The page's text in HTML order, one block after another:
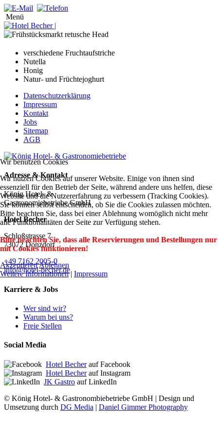
Menü
verschiedene Fruchtaufstriche
Nutella
Honig
Natur- und Früchtejoghurt
Datenschutzerklärung
Impressum
Kontakt
Jobs
Sitemap
AGB
Adresse & Kontakt
König Hotel- &
Gastronomiebetriebe GmbH
Hotel Becher
Schloßstrasse 7
73072 Donzdorf
+49 7162 2005-0
info@hotel-becher.de
Karriere & Jobs
Wer sind wir?
Warum bei uns?
Freie Stellen
Social Media
Hotel Becherauf Facebook
Hotel Becherauf Instagram
JK Gastro auf LinkedIn
© König Hotel- & Gastronombiebetriebe GmbH | Design und
Umsetzung durch DG Media | Daniel Gimmer Photography
Wir benutzen Cookies
Wir nutzen Cookies auf unserer Website. Einige von ihnen sind
essenziell für den Betrieb der Seite, während andere uns helfen, diese
Website und die Nutzererfahrung zu verbessern (Tracking Cookies).
Sie können selbst entscheiden, ob Sie die Cookies zulassen möchten.
Bitte beachten Sie, dass bei einer Ablehnung womöglich nicht mehr
alle Funktionalitäten der Seite zur Verfügung stehen.
Bitte beachten Sie, dass alle Reservierungen und Bestellungen nur
mit Cookies funktionieren!
AkzeptierenAblehnen
Weitere Informationen| Impressum